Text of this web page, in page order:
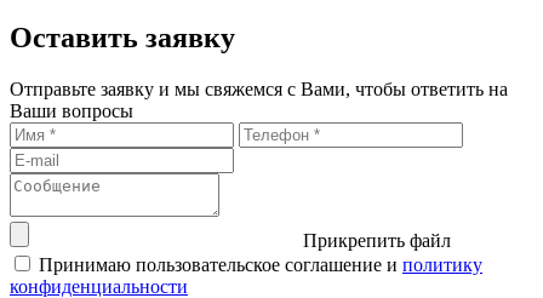
Оставить заявку
Отправьте заявку и мы свяжемся с Вами, чтобы ответить на
Ваши вопросы
Прикрепить файл
Принимаю пользовательское соглашение и политику
конфиденциальности